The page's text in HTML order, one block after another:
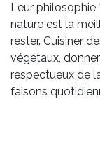
Leur philosophie
nature est la
rester. Cuisiner
végétaux,
respectueux de
faisons